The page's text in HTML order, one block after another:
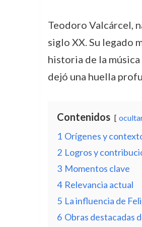
Teodoro Valcárcel,
siglo XX. Su legado
historia de la
dejó una huella
Contenidos
1 Orígenes y
2 Logros y
3 Momentos clave
4 Relevancia actual
5 La influencia de
6 Obras destacadas